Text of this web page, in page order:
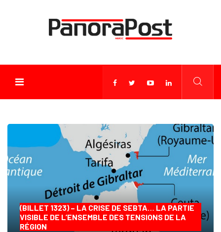
(BILLET 1323) – LA CRISE DE SEBTA… LA PARTIE
VISIBLE DE L’ENSEMBLE DES TENSIONS DE LA
RÉGION